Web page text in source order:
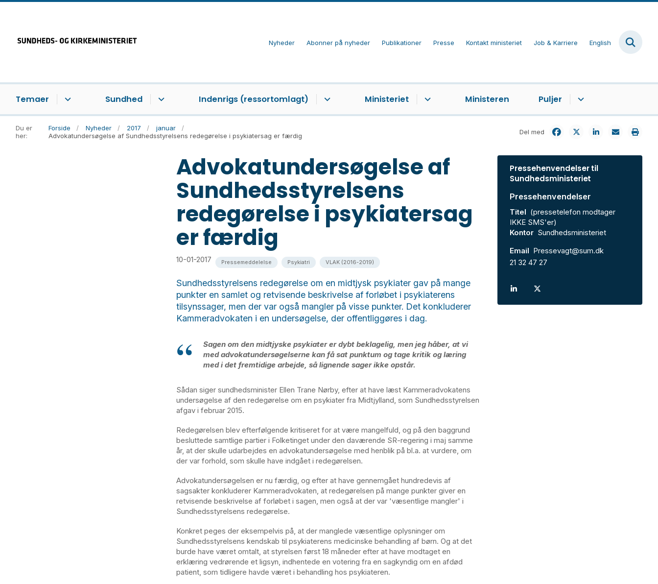
Nyheder Abonner på nyheder Publikationer Presse Kontakt ministeriet Job & Karriere English
Temaer Sundhed Indenrigs (ressortomlagt) Ministeriet Ministeren Puljer
Du er
her:
Forside Nyheder 2017
januar
Advokatundersøgelse af Sundhedsstyrelsens redegørelse i psykiatersag er færdig
Del med
Advokatundersøgelse af
Sundhedsstyrelsens
redegørelse i psykiatersag
er færdig
10-01-2017 Pressemeddelelse Psykiatri VLAK (2016-2019)
Sundhedsstyrelsens redegørelse om en midtjysk psykiater gav på mange
punkter en samlet og retvisende beskrivelse af forløbet i psykiaterens
tilsynssager, men der var også mangler på visse punkter. Det konkluderer
Kammeradvokaten i en undersøgelse, der offentliggøres i dag.
Sagen om den midtjyske psykiater er dybt beklagelig, men jeg håber, at vi
med advokatundersøgelserne kan få sat punktum og tage kritik og læring
med i det fremtidige arbejde, så lignende sager ikke opstår.
Sådan siger sundhedsminister Ellen Trane Nørby, efter at have læst Kammeradvokatens
undersøgelse af den redegørelse om en psykiater fra Midtjylland, som Sundhedsstyrelsen
afgav i februar 2015.
Redegørelsen blev efterfølgende kritiseret for at være mangelfuld, og på den baggrund
besluttede samtlige partier i Folketinget under den daværende SR-regering i maj samme
år, at der skulle udarbejdes en advokatundersøgelse med henblik på bl.a. at vurdere, om
der var forhold, som skulle have indgået i redegørelsen.
Advokatundersøgelsen er nu færdig, og efter at have gennemgået hundredevis af
sagsakter konkluderer Kammeradvokaten, at redegørelsen på mange punkter giver en
retvisende beskrivelse af forløbet i sagen, men også at der var 'væsentlige mangler' i
Sundhedsstyrelsens redegørelse.
Konkret peges der eksempelvis på, at der manglede væsentlige oplysninger om
Sundhedsstyrelsens kendskab til psykiaterens medicinske behandling af børn. Og at det
burde have været omtalt, at styrelsen først 18 måneder efter at have modtaget en
erklæring vedrørende et ligsyn, indhentede en votering fra en sagkyndig om en afdød
patient, som tidligere havde været i behandling hos psykiateren.
Pressehenvendelser til
Sundhedsministeriet
Pressehenvendelser
Titel (pressetelefon modtager
IKKE SMS'er)
Kontor Sundhedsministeriet
Email Pressevagt@sum.dk
21 32 47 27